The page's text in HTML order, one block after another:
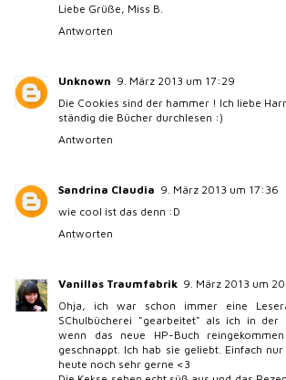
Liebe Grüße, Miss B.
Antworten
Unknown 9. März 2013 um 17:29
Die Cookies sind der hammer ! Ich liebe
ständig die Bücher durchlesen :)
Antworten
Sandrina Claudia 9. März 2013 um 17:36
wie cool ist das denn :D
Antworten
Vanillas Traumfabrik 9. März 2013 um
Ohja, ich war schon immer eine
SChulbücherei "gearbeitet" als ich in der
wenn das neue HP-Buch
geschnappt. Ich hab sie geliebt. Einfach
heute noch sehr gerne <3